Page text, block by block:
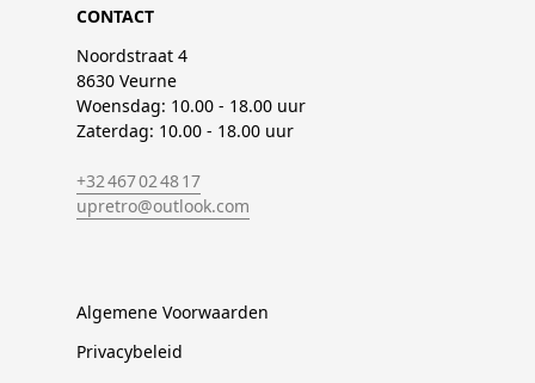
CONTACT
Noordstraat 4
8630 Veurne
Woensdag: 10.00 - 18.00 uur
Zaterdag: 10.00 - 18.00 uur
+32 467 02 48 17
upretro@outlook.com
Algemene Voorwaarden
Privacybeleid